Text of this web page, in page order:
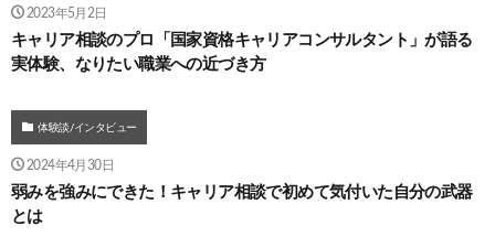
2023年5月2日
キャリア相談のプロ「国家資格キャリアコンサルタント」が語る
実体験、なりたい職業への近づき方
体験談/インタビュー
2024年4月30日
弱みを強みにできた！キャリア相談で初めて気付いた自分の武器
とは